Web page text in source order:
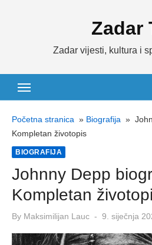
Zadar
Zadar vijesti, kultura i
Početna stranica » Biografija »
Kompletan životopis
BIOGRAFIJA
Johnny Depp
Kompletan
By Maksimilijan Lauc
Posted
9. siječnja